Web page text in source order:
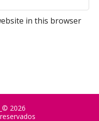
in this browser
© 2026